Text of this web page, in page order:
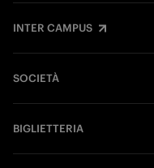
INTER CAMPUS
SOCIETÀ
BIGLIETTERIA